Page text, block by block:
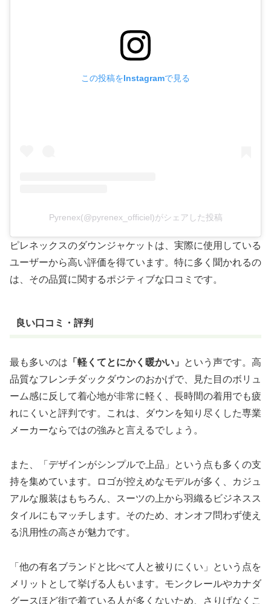
この投稿をInstagramで見る
Pyrenex(@pyrenex_officiel)がシェアした投稿
ピレネックスのダウンジャケットは、実際に使用している
ユーザーから高い評価を得ています。特に多く聞かれるの
は、その品質に関するポジティブな口コミです。
良い口コミ・評判
最も多いのは 「軽くてとにかく暖かい」
という声です。高
品質なフレンチダックダウンのおかげで、見た目のボリュ
ーム感に反して着心地が非常に軽く、長時間の着用でも疲
れにくいと評判です。これは、ダウンを知り尽くした専業
メーカーならではの強みと言えるでしょう。
また、「デザインがシンプルで上品」という点も多くの支
持を集めています。ロゴが控えめなモデルが多く、カジュ
アルな服装はもちろん、スーツの上から羽織るビジネスス
タイルにもマッチします。そのため、オンオフ問わず使え
る汎用性の高さが魅力です。
「他の有名ブランドと比べて人と被りにくい」という点を
メリットとして挙げる人もいます。モンクレールやカナダ
グースほど街で着ている人が多くないため、さりげなくこ